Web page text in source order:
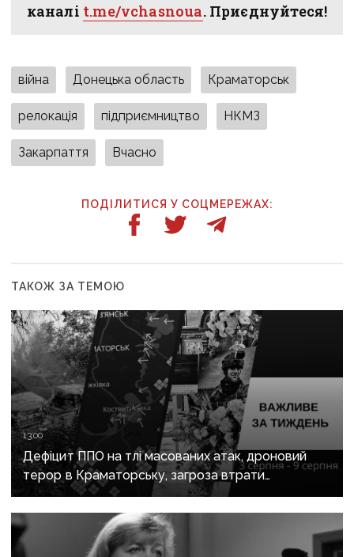
каналі t.me/vchasnoua. Приєднуйтеся!
війна Донецька область Краматорськ
релокація підприємництво НКМЗ
Закарпаття Вчасно
ПОДІЛИТИСЯ У СОЦМЕРЕЖАХ:
ТАКОЖ ЗА ТЕМОЮ
13:00
Дефіцит ППО на тлі масованих атак, дроновий
терор в Краматорську, загроза втрати
Костянтинівки та прощання з Олексієм Юковим:
важливе за тиждень